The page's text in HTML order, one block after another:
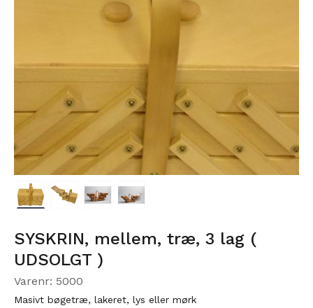
SYSKRIN, mellem, træ, 3 lag (
UDSOLGT )
Varenr: 5000
Masivt bøgetræ, lakeret, lys eller mørk